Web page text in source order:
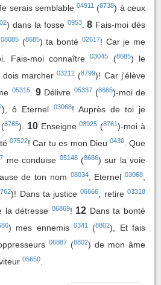
serais semblable04911 (8738) à ceux
) dans la fosse 0953. 8 Fais-moi dès
08085(8685) ta bonté 02617! Car je me
Fais-moi connaître03045 (8685) le
marcher03212 (8799)! Car j'élève
05315. 9 Délivre 05337 (8685)-moi de
), ô Eternel 03068! Auprès de toi je
(8765). 10 Enseigne03925 (8761)-moi à
07522! Car tu es mon Dieu 0430. Que
me conduise 05148(8686) sur la voie
de ton nom 08034, Eternel03068
)! Dans ta justice06666 , retire03318
la détresse 06869! 12 Dans ta bonté
) mes ennemis0341 (8802), Et fais
06887 (8802) de mon âme
05650